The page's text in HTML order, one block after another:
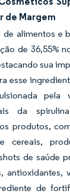
de Margem
de alimentos e
de 36,55%
sua
esse
pela
da
produtos,
cereais,
de saúde
antioxidantes,
de